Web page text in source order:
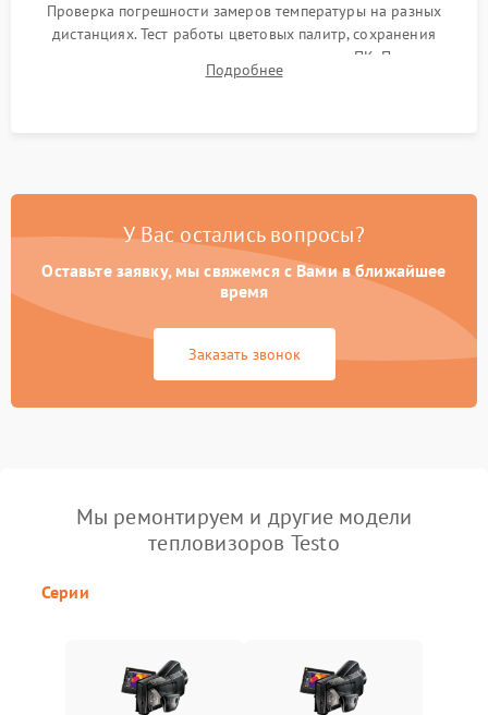
Проверка погрешности замеров температуры на разных
дистанциях. Тест работы цветовых палитр, сохранения
термограмм в память и передачи данных на ПК. Проверка
автономности работы и итоговый контроль качества.
Подробнее
У Вас остались вопросы?
Оставьте заявку, мы свяжемся с Вами в ближайшее
время
Заказать звонок
Мы ремонтируем и другие модели
тепловизоров Testo
Серии